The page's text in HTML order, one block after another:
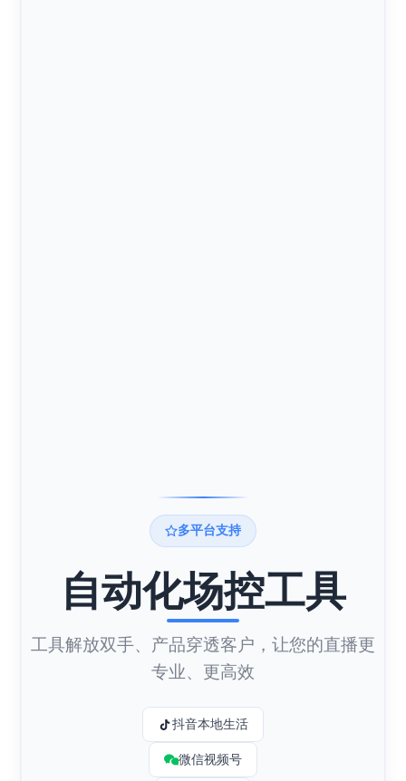
多平台支持
自动化场控工具
工具解放双手、产品穿透客户，让您的直播更
专业、更高效
抖音本地生活
微信视频号